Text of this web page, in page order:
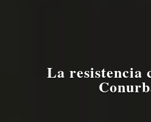
La resistencia